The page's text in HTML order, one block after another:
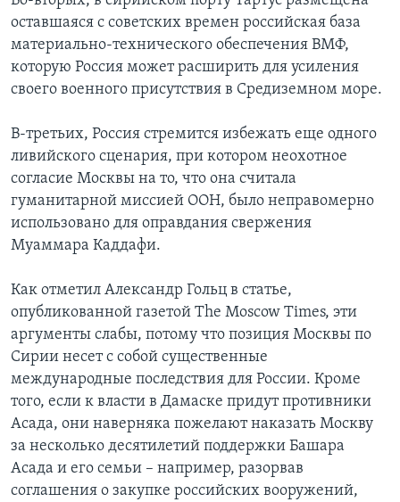
оставшаяся с советских времен российская база
материально-технического обеспечения ВМФ,
которую Россия может расширить для усиления
своего военного присутствия в Средиземном море.
В-третьих, Россия стремится избежать еще одного
ливийского сценария, при котором неохотное
согласие Москвы на то, что она считала
гуманитарной миссией ООН, было неправомерно
использовано для оправдания свержения
Муаммара Каддафи.
Как отметил Александр Гольц в статье,
опубликованной газетой The Moscow Times, эти
аргументы слабы, потому что позиция Москвы по
Сирии несет с собой существенные
международные последствия для России. Кроме
того, если к власти в Дамаске придут противники
Асада, они наверняка пожелают наказать Москву
за несколько десятилетий поддержки Башара
Асада и его семьи – например, разорвав
соглашения о закупке российских вооружений,